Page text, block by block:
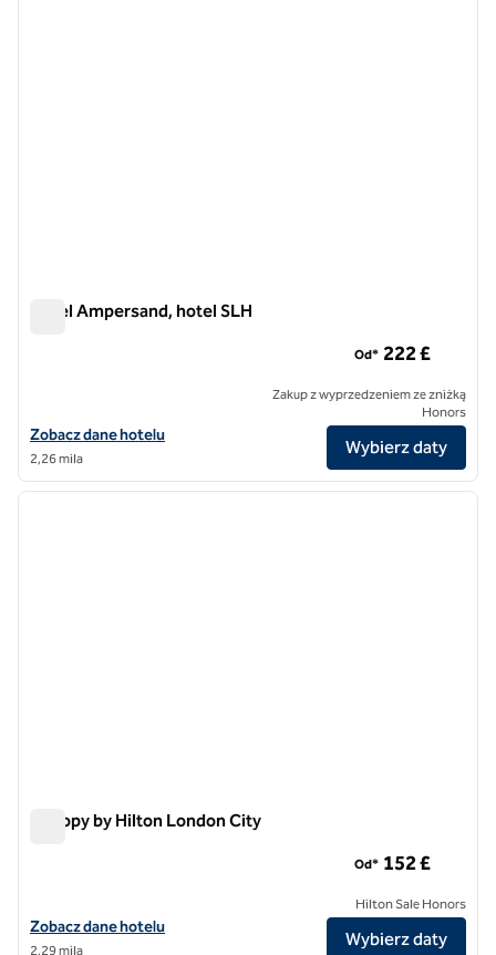
Hotel Ampersand, hotel SLH
Zobacz szczegóły hotelu The Ampersand Hotel, SLH Hotel
Zobacz dane hotelu
2,26 mila
Od* 222 £
Zakup z wyprzedzeniem ze zniżką
Honors
Wybierz daty
1/12
1 z 12
Canopy by Hilton London City
Zobacz szczegóły hotelu Canopy by Hilton London City
Zobacz dane hotelu
2,29 mila
Od* 152 £
Hilton Sale Honors
Wybierz daty